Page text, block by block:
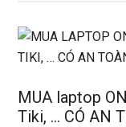
MUA laptop
Tiki, … CÓ AN